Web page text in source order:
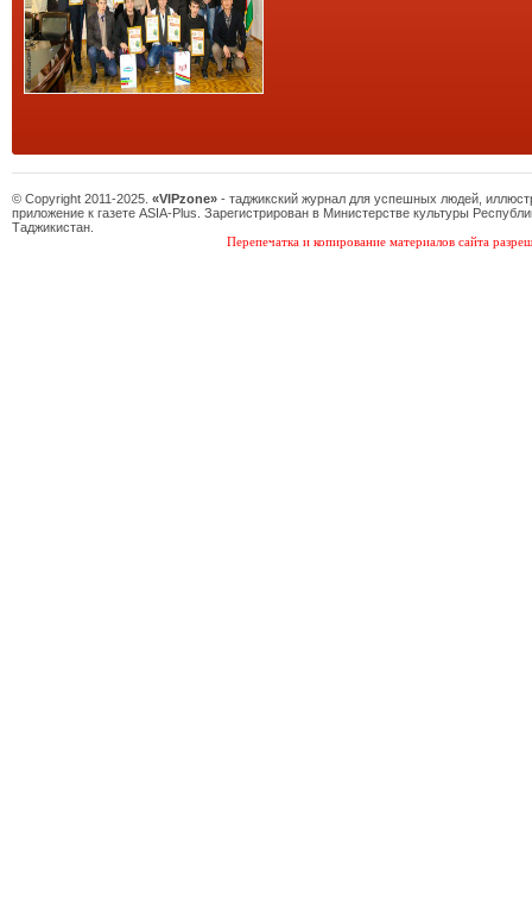
© Copyright 2011-2025. «VIPzone» - таджикский журнал для успешных людей,
приложение к газете ASIA-Plus. Зарегистрирован в Министерстве культуры
Таджикистан.
Перепечатка и копирование материалов сайта